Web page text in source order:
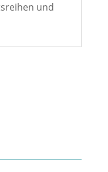
und